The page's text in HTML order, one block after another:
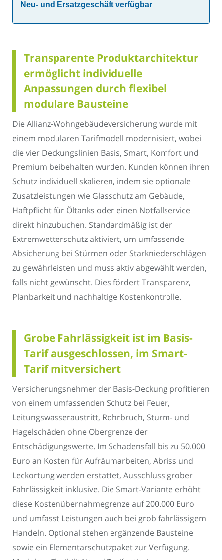
Neu- und Ersatzgeschäft verfügbar
Transparente Produktarchitektur
ermöglicht individuelle
Anpassungen durch flexibel
modulare Bausteine
Die Allianz-Wohngebäudeversicherung wurde mit
einem modularen Tarifmodell modernisiert, wobei
die vier Deckungslinien Basis, Smart, Komfort und
Premium beibehalten wurden. Kunden können ihren
Schutz individuell skalieren, indem sie optionale
Zusatzleistungen wie Glasschutz am Gebäude,
Haftpflicht für Öltanks oder einen Notfallservice
direkt hinzubuchen. Standardmäßig ist der
Extremwetterschutz aktiviert, um umfassende
Absicherung bei Stürmen oder Starkniederschlägen
zu gewährleisten und muss aktiv abgewählt werden,
falls nicht gewünscht. Dies fördert Transparenz,
Planbarkeit und nachhaltige Kostenkontrolle.
Grobe Fahrlässigkeit ist im Basis-
Tarif ausgeschlossen, im Smart-
Tarif mitversichert
Versicherungsnehmer der Basis-Deckung profitieren
von einem umfassenden Schutz bei Feuer,
Leitungswasseraustritt, Rohrbruch, Sturm- und
Hagelschäden ohne Obergrenze der
Entschädigungswerte. Im Schadensfall bis zu 50.000
Euro an Kosten für Aufräumarbeiten, Abriss und
Leckortung werden erstattet, Ausschluss grober
Fahrlässigkeit inklusive. Die Smart-Variante erhöht
diese Kostenübernahmegrenze auf 200.000 Euro
und umfasst Leistungen auch bei grob fahrlässigem
Handeln. Optional stehen ergänzende Bausteine
sowie ein Elementarschutzpaket zur Verfügung.